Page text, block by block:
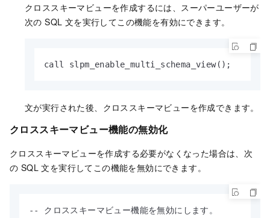
クロススキーマビューを作成するには、スーパーユーザーが
次の SQL 文を実行してこの機能を有効にできます。
call slpm_enable_multi_schema_view();
文が実行された後、クロススキーマビューを作成できます。
クロススキーマビュー機能の無効化
クロススキーマビューを作成する必要がなくなった場合は、次
の SQL 文を実行してこの機能を無効にできます。
-- クロススキーマビュー機能を無効にします。